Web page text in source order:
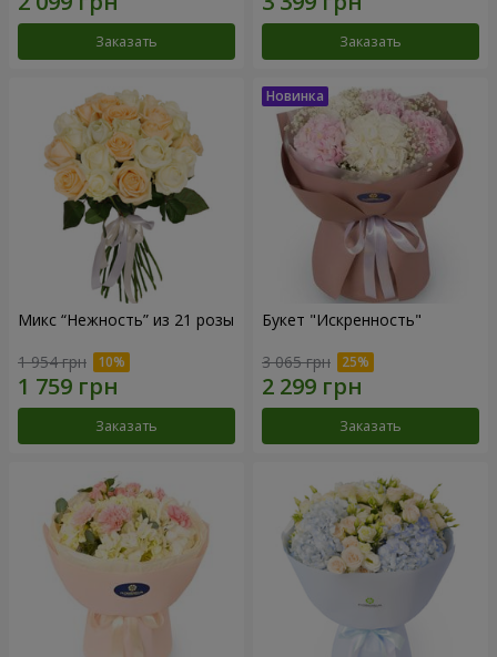
Заказать Заказать
Микс “Нежность” из 21 розы
1 954 грн
Заказать
Букет "Искренность"
3 065 грн
Заказать